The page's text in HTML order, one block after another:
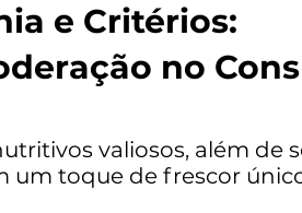
e Critérios:
no
valiosos, além de
um toque de frescor